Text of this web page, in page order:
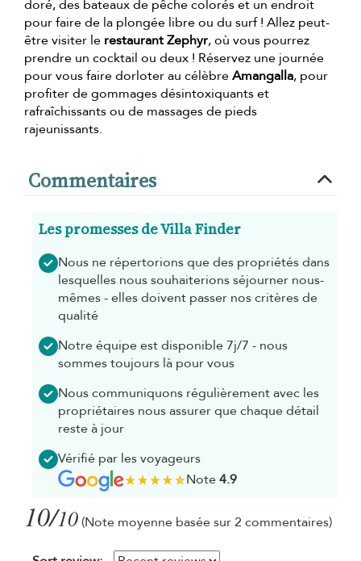
doré, des bateaux de pêche colorés et un endroit
pour faire de la plongée libre ou du surf ! Allez peut-
être visiter le restaurant Zephyr, où vous pourrez
prendre un cocktail ou deux ! Réservez une journée
pour vous faire dorloter au célèbreAmangalla, pour
profiter de gommages désintoxiquants et
rafraîchissants ou de massages de pieds
rajeunissants.
Commentaires
Les promesses de Villa Finder
Nous ne répertorions que des propriétés dans
lesquelles nous souhaiterions séjourner nous-
mêmes - elles doivent passer nos critères de
qualité
Notre équipe est disponible 7j/7 - nous
sommes toujours là pour vous
Nous communiquons régulièrement avec les
propriétaires nous assurer que chaque détail
reste à jour
Vérifié par les voyageurs
Note4.9
10/10 (Note moyenne basée sur 2 commentaires)